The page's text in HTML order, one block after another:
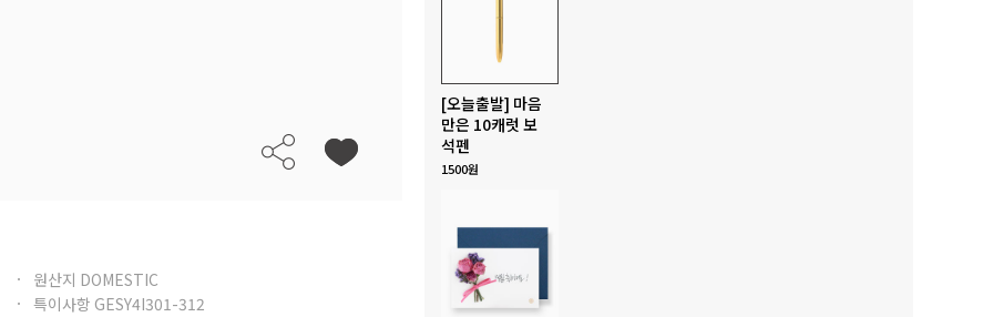
원산지 DOMESTIC
특이사항 GESY4I301-312
[오늘출발] 마음
만은 10캐럿 보
석펜
1500원